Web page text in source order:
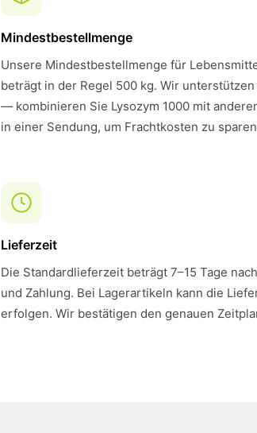
Mindestbestellmenge
Unsere Mindestbestellmenge für
beträgt in der Regel 500 kg. Wir
— kombinieren Sie Lysozym 1000 mit
in einer Sendung, um Frachtkosten zu
Lieferzeit
Die Standardlieferzeit beträgt 7–15 Tage
und Zahlung. Bei Lagerartikeln kann die
erfolgen. Wir bestätigen den genauen